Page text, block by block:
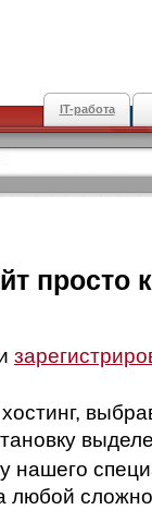
IT-работа
просто
хостинг,
у нашего
любой